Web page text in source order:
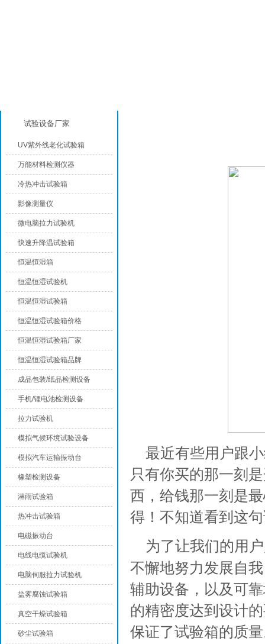
最近有些用户跟
只有你买的那一刻
西，给钱那一刻是
得！不知道看到这
为了让我们的用
不懈地努力发展自
辅助设备，以及可
的精密度达到设计
保证了试验箱的质
试验设备厂家
UV紫外线老化试验箱
万能材料检测仪器
冷热冲击试验箱
影像测量仪
微电脑拉力试验机
快速升降温试验箱
恒温恒湿箱
恒温恒湿试验机
恒温恒湿试验箱
恒温恒湿试验箱价格
恒温恒湿试验箱厂家
恒温恒湿试验箱品牌
成品包装/纸品检测设备
手机/锂电池检测设备
拉力试验机
模拟气候环境试验设备
模拟汽车运输振动台
橡塑检测设备
淋雨试验箱
热冲击试验箱
电磁振动台
电线电缆试验机
电脑伺服拉力试验机
盐雾腐蚀试验箱
真空干燥试验箱
砂尘试验箱